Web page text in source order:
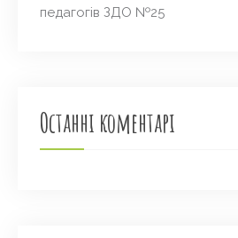
педагогів ЗДО №25
Останні коментарі